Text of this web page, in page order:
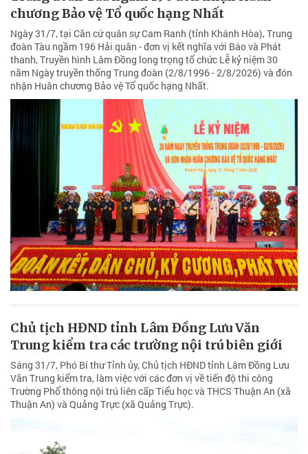
chương Bảo vệ Tổ quốc hạng Nhất
Ngày 31/7, tại Căn cứ quân sự Cam Ranh (tỉnh Khánh Hòa), Trung
đoàn Tàu ngầm 196 Hải quân - đơn vị kết nghĩa với Báo và Phát
thanh, Truyền hình Lâm Đồng long trọng tổ chức Lễ kỷ niệm 30
năm Ngày truyền thống Trung đoàn (2/8/1996 - 2/8/2026) và đón
nhận Huân chương Bảo vệ Tổ quốc hạng Nhất.
Chủ tịch HĐND tỉnh Lâm Đồng Lưu Văn
Trung kiểm tra các trường nội trú biên giới
Sáng 31/7, Phó Bí thư Tỉnh ủy, Chủ tịch HĐND tỉnh Lâm Đồng Lưu
Văn Trung kiểm tra, làm việc với các đơn vị về tiến độ thi công
Trường Phổ thông nội trú liên cấp Tiểu học và THCS Thuận An (xã
Thuận An) và Quảng Trực (xã Quảng Trực).